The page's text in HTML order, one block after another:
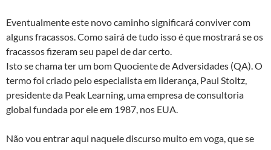
Eventualmente este novo caminho significará conviver com
alguns fracassos. Como sairá de tudo isso é que mostrará se os
fracassos fizeram seu papel de dar certo.
Isto se chama ter um bom Quociente de Adversidades (QA). O
termo foi criado pelo especialista em liderança, Paul Stoltz,
presidente da Peak Learning, uma empresa de consultoria
global fundada por ele em 1987, nos EUA.
Não vou entrar aqui naquele discurso muito em voga, que se